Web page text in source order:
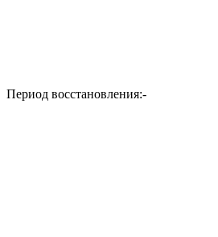
Период восстановления:-